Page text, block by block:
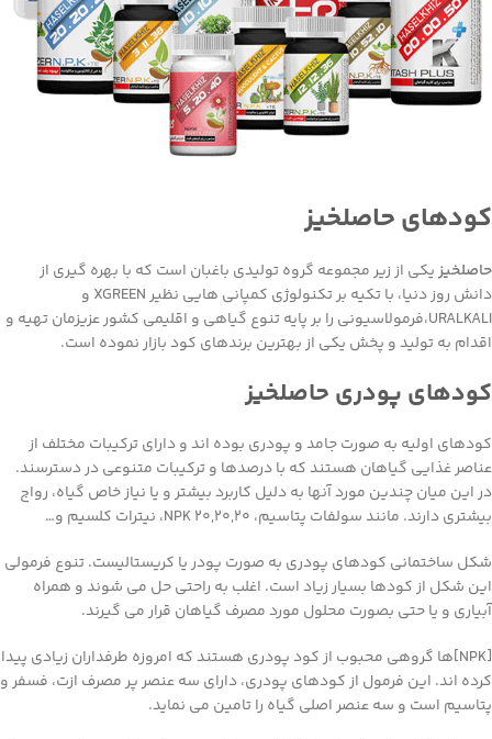
کودهای حاصلخیز
حاصلخیزیکی از زیر مجموعه گروه تولیدی باغبان است که با بهره گیری از
دانش روز دنیا، با تکیه بر تکنولوژی کمپانی هایی نظیر XGREEN و
URALKALI،فرمولاسیونی را بر پایه تنوع گیاهی و اقلیمی کشور عزیزمان تهیه و
اقدام به تولید و پخش یکی از بهترین برندهای کود بازار نموده است.
کودهای پودری حاصلخیز
کودهای اولیه به صورت جامد و پودری بوده اند و دارای ترکیبات مختلف از
عناصر غذایی گیاهان هستند که با درصدها و ترکیبات متنوعی در دسترسند.
در این میان چندین مورد آنها به دلیل کاربرد بیشتر و یا نیاز خاص گیاه، رواج
بیشتری دارند. مانند سولفات پتاسیم، NPK ۲۰,۲۰,۲۰، نیترات کلسیم و…
شکل ساختمانی کودهای پودری به صورت پودر یا کریستالیست. تنوع فرمولی
این شکل از کودها بسیار زیاد است. اغلب به راحتی حل می شوند و همراه
آبیاری و یا حتی بصورت محلول مورد مصرف گیاهان قرار می گیرند.
[NPK]ها گروهی محبوب از کود پودری هستند که امروزه طرفداران زیادی پیدا
کرده اند. این فرمول از کودهای پودری، دارای سه عنصر پر مصرف ازت، فسفر و
پتاسیم است و سه عنصر اصلی گیاه را تامین می نماید.